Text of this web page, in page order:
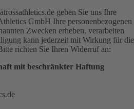
geben Sie uns Ihre
GmbH Ihre personenbezogenen
Zwecken erheben, verarbeiten
kann jederzeit mit Wirkung für die
richten Sie Ihren Widerruf an:
mit beschränkter Haftung